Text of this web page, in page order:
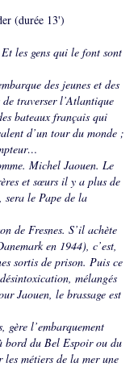
(durée 13')
les gens qui le font sont
des jeunes et des
traverser l’Atlantique
bateaux français qui
d’un tour du monde ;
Michel Jaouen. Le
et sœurs il y a plus de
sera le Pape de la
de Fresnes. S’il achète
en 1944), c’est,
sortis de prison. Puis ce
mélangés
Jaouen, le brassage est
gère l’embarquement
bord du Bel Espoir ou du
les métiers de la mer une